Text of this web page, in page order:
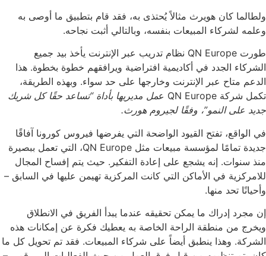
ولطالما كان هويرث مثالاً يُحتذى به، فقد قام بتطبيق ما أوصى به
وعلمه لشركاء المبيعات بنفسه، وبالتالي أثبت نجاحه.
طورت QN Europe نظام تدريب عبر الإنترنت يأخذ بيد جميع
الشركاء الجدد في أكاديمية افتراضية ويرافقهم خطوة بخطوة. هذا
الدعم متاح عبر الإنترنت وخارجها على حد سواء. وبهذه الطريقة،
تكمل شركة QN Europe ع
مل مديريها بأداة “تساعد حقًا كل شريك
جديد على النمو”، وفقًا لجيروم هورث.
في الواقع، تفتح القيود الواضحة التي يفرضها فيروس كورونا آفاقًا
جديدة تمامًا لمؤسسة مبيعات مثل QN Europe، التي تعمل ببصيرة
منذ سنوات. إنه يشجع على إعادة التفكير. حيث يتم إفساح المجال
للامركزية في الأماكن التي كانت المركزية تهيمن عليها في السابق –
وأحيانًا تحد منها.
إن مجرد إدراك ما يمكن تحقيقه عندما يبدأ الفريق في الانطلاق
ويخرج من منطقة الراحة الخاصة به يعطيك فكرة عن إمكانات هذه
الشركة. وهذا ينطبق أيضاً على شركاء المبيعات. فقد تم تحويل كل ما